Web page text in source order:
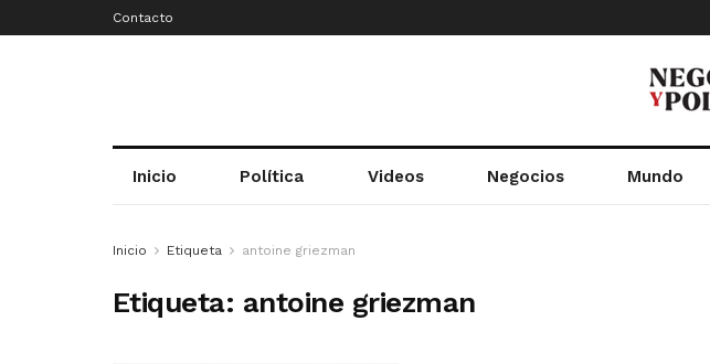
Contacto
Inicio Política Videos Negocios Mundo
Inicio Etiqueta antoine griezman
Etiqueta: antoine griezman